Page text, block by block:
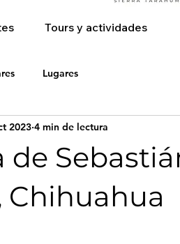
Tours y actividades
Lugares
de
Chihuahua
2023 4 min de lectura